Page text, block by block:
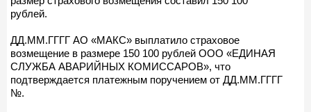
рублей.
ДД.ММ.ГГГГ АО «МАКС» выплатило страховое
возмещение в размере 150 100 рублей ООО «ЕДИНАЯ
СЛУЖБА АВАРИЙНЫХ КОМИССАРОВ», что
подтверждается платежным поручением от ДД.ММ.ГГГГ
№.